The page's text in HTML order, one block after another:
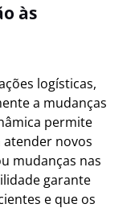
às
logísticas,
a mudanças
permite
atender novos
mudanças nas
garante
e que os